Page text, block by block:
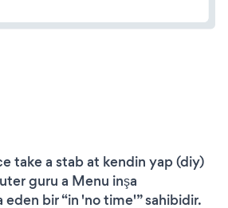
take a stab at kendin yap (diy)
guru a Menu inşa
bir “in 'no time'” sahibidir.